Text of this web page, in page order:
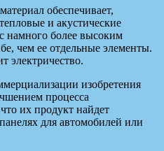
обеспечивает,
и акустические
намного более высоким
чем ее отдельные элементы.
электричество.
изобретения
процесса
их продукт найдет
для автомобилей или